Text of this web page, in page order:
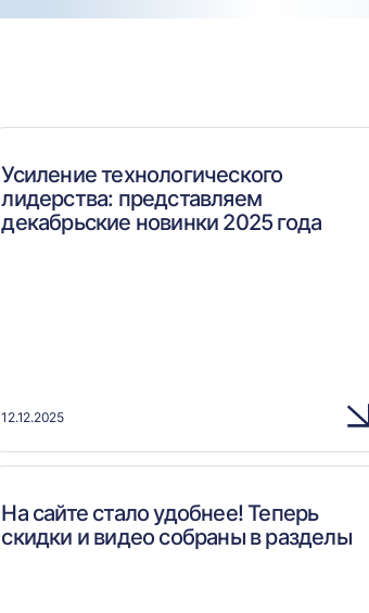
Усиление технологического
лидерства: представляем
декабрьские новинки 2025 года
12.12.2025
На сайте стало удобнее! Теперь
скидки и видео собраны в разделы